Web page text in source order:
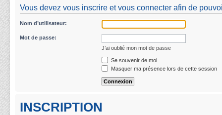
Vous devez vous inscrire et vous connecter afin de
Nom d’utilisateur:
Mot de passe:
J’ai oublié mon mot de passe
Se souvenir de moi
Masquer ma présence lors de cette session
INSCRIPTION